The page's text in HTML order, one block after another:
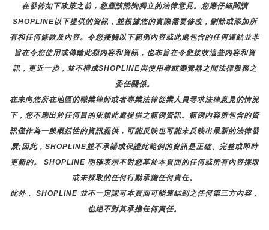
在發佈如下政策之前，您應該諮詢獨立的法律意見。您應仔細閱讀
SHOPLINE以下提供的資訊，並根據您的實際需要修改，刪除或添加所
有和任何條款及內容。令您接觸以下範例內容或此處包含的任何連結並非
旨在令您使用或傳輸此類內容和資訊，也非旨在令您接收這些內容和資
訊，更近一步，並不構成SHOPLINE與使用者或瀏覽器之間法律服務之
委任關係。
在未向您所在地區的職業律師或者專業法律從業人員尋求法律意見的情況
下，您不應出於任何目的依賴此處提供之範例資訊。範例內容所包含的資
訊僅作為一般概括性的資訊提供，可能反映也可能未反映出最新的法律發
展;因此，SHOPLINE並不承諾或保證此範例的資訊是正確、完整或即時
更新的。 SHOPLINE 明確表示不對您基於本頁面的任何或所有內容採取
或未採取的任何行動承擔任何責任。
此外， SHOPLINE 並不一定認可本頁面可能連結到之任何第三方內容，
也絕不對其承擔任何責任。